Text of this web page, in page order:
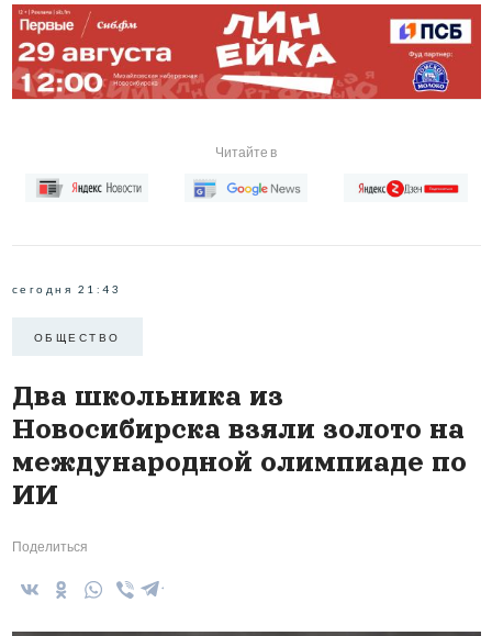
Читайте в
сегодня 21:43
ОБЩЕСТВО
Два школьника из
Новосибирска взяли золото на
международной олимпиаде по
ИИ
Поделиться